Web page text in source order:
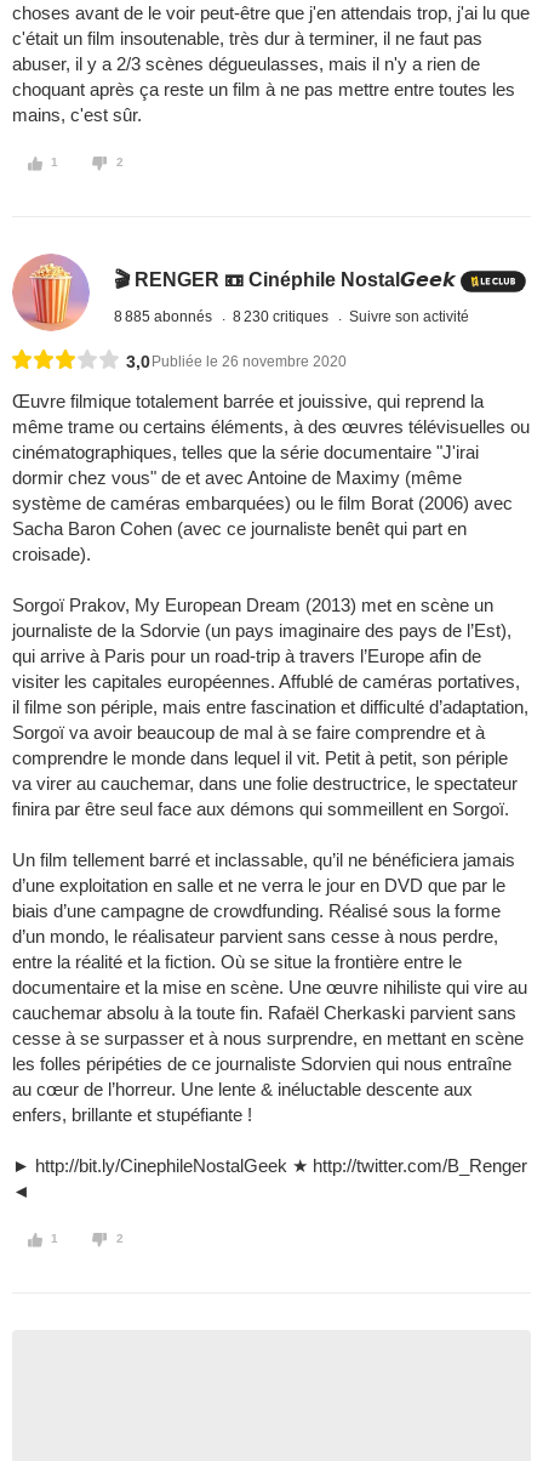
choses avant de le voir peut-être que j'en attendais trop, j'ai lu que
c'était un film insoutenable, très dur à terminer, il ne faut pas
abuser, il y a 2/3 scènes dégueulasses, mais il n'y a rien de
choquant après ça reste un film à ne pas mettre entre toutes les
mains, c'est sûr.
1 2
🎬 RENGER 📼 Cinéphile Nostal𝙂𝙚𝙚𝙠
8 885 abonnés 8 230 critiques Suivre son activité
3,0 Publiée le 26 novembre 2020
Œuvre filmique totalement barrée et jouissive, qui reprend la
même trame ou certains éléments, à des œuvres télévisuelles ou
cinématographiques, telles que la série documentaire "J'irai
dormir chez vous" de et avec Antoine de Maximy (même
système de caméras embarquées) ou le film Borat (2006) avec
Sacha Baron Cohen (avec ce journaliste benêt qui part en
croisade).
Sorgoï Prakov, My European Dream (2013) met en scène un
journaliste de la Sdorvie (un pays imaginaire des pays de l’Est),
qui arrive à Paris pour un road-trip à travers l’Europe afin de
visiter les capitales européennes. Affublé de caméras portatives,
il filme son périple, mais entre fascination et difficulté d’adaptation,
Sorgoï va avoir beaucoup de mal à se faire comprendre et à
comprendre le monde dans lequel il vit. Petit à petit, son périple
va virer au cauchemar, dans une folie destructrice, le spectateur
finira par être seul face aux démons qui sommeillent en Sorgoï.
Un film tellement barré et inclassable, qu’il ne bénéficiera jamais
d’une exploitation en salle et ne verra le jour en DVD que par le
biais d’une campagne de crowdfunding. Réalisé sous la forme
d’un mondo, le réalisateur parvient sans cesse à nous perdre,
entre la réalité et la fiction. Où se situe la frontière entre le
documentaire et la mise en scène. Une œuvre nihiliste qui vire au
cauchemar absolu à la toute fin. Rafaël Cherkaski parvient sans
cesse à se surpasser et à nous surprendre, en mettant en scène
les folles péripéties de ce journaliste Sdorvien qui nous entraîne
au cœur de l’horreur. Une lente & inéluctable descente aux
enfers, brillante et stupéfiante !
► http://bit.ly/CinephileNostalGeek ★ http://twitter.com/B_Renger
◄
1 2